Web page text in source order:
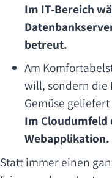
Im IT-Bereich
betreut.
Am
will, sondern die
Gemüse
Im Cloudumfeld
Webapplikation.
Statt immer einen